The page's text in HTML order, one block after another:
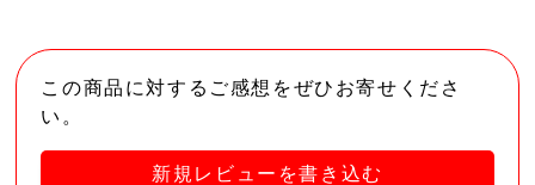
この商品に対するご感想をぜひお寄せくださ
い。
新規レビューを書き込む